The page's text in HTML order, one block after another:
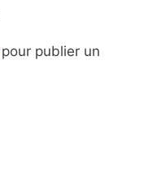
pour publier un